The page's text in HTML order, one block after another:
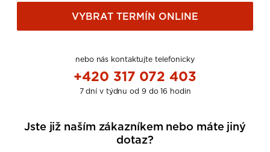
VYBRAT TERMÍN ONLINE
nebo nás kontaktujte telefonicky
+420 317 072 403
7 dní v týdnu od 9 do 16 hodin
Jste již naším zákazníkem nebo máte jiný
dotaz?